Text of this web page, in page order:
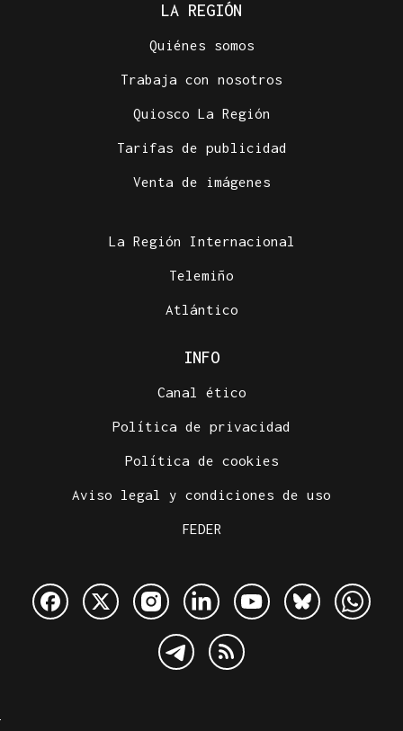
LA REGIÓN
Quiénes somos
Trabaja con nosotros
Quiosco La Región
Tarifas de publicidad
Venta de imágenes
La Región Internacional
Telemiño
Atlántico
INFO
Canal ético
Política de privacidad
Política de cookies
Aviso legal y condiciones de uso
FEDER